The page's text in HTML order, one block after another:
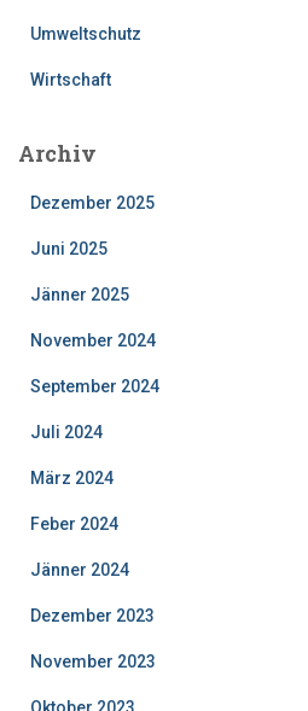
Umweltschutz
Wirtschaft
Archiv
Dezember 2025
Juni 2025
Jänner 2025
November 2024
September 2024
Juli 2024
März 2024
Feber 2024
Jänner 2024
Dezember 2023
November 2023
Oktober 2023